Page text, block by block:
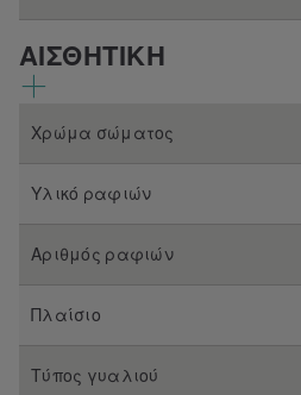
ΑΙΣΘΗΤΙΚΗ
Χρώμα σώματος
Υλικό ραφιών
Αριθμός ραφιών
Πλαίσιο
Τύπος γυαλιού